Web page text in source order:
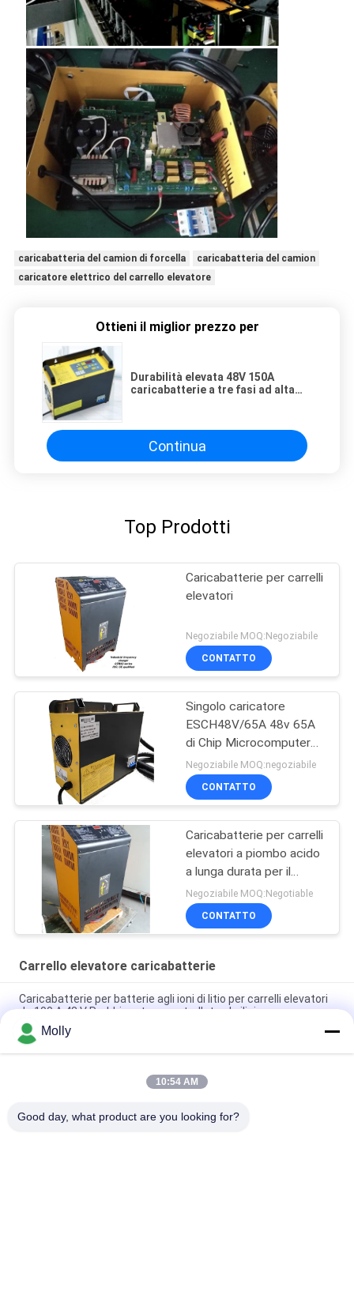
caricabatteria del camion di forcella
caricabatteria del camion
caricatore elettrico del carrello elevatore
Ottieni il miglior prezzo per
Durabilità elevata 48V 150A
caricabatterie a tre fasi ad alta
Continua
Top Prodotti
Caricabatterie per carrelli
elevatori
Negoziabile MOQ:Negoziabile
CONTATTO
Singolo caricatore
ESCH48V/65A 48v 65A
di Chip Microcomputer
High Frequency Battery
Negoziabile MOQ:negoziabile
CONTATTO
Caricabatterie per carrelli
elevatori a piombo acido
a lunga durata per il
settore industriale 48V
80A
Negoziabile MOQ:Negotiable
CONTATTO
Carrello elevatore caricabatterie
Caricabatterie per batterie agli ioni di litio per carrelli elevatori
da 100 A 48 V Raddrizzatore controllato al silicio
Caricabatterie per carrelli elevatori in lega di alluminio CZB5C
24V/45A con ventola di raffreddamento silenziosa
Caricabatteria per carrello elevatore 120A Protezione da
Molly
10:54 AM
Good day, what product are you looking for?